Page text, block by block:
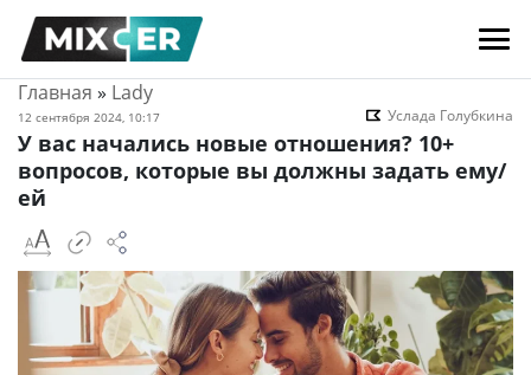
Главная » Lady
12 сентября 2024, 10:17 Услада Голубкина
У вас начались новые отношения? 10+
вопросов, которые вы должны задать ему/
ей